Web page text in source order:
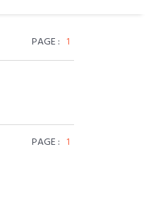
PAGE : 1
PAGE : 1